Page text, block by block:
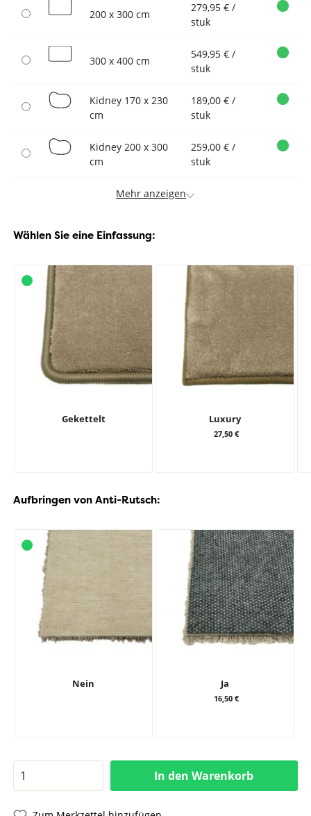
200 x 300 cm
279,95 € /
stuk
300 x 400 cm
549,95 € /
stuk
Kidney 170 x 230
cm
189,00 € /
stuk
Kidney 200 x 300
cm
259,00 € /
stuk
Mehr anzeigen
Wählen Sie eine Einfassung:
Gekettelt Luxury
27,50 €
Aufbringen von Anti-Rutsch:
Nein Ja
16,50 €
In den Warenkorb